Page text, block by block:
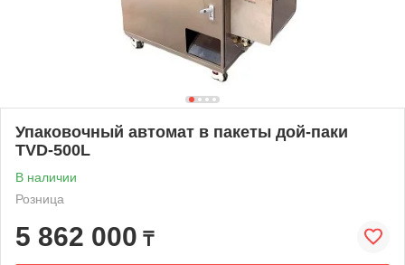
Упаковочный автомат в пакеты дой-паки
TVD-500L
В наличии
Розница
5 862 000 ₸